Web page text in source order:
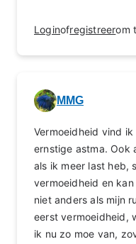
Loginofregistreerom
MMG
Vermoeidheid vind
ernstige astma. Ook
als ik meer last heb,
vermoeidheid en
niet anders als mijn
eerst vermoeidheid,
ik nu zo moe van,